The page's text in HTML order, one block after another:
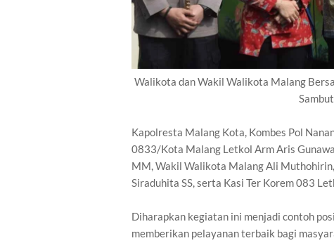
Walikota dan Wakil Walikota Malang
Kapolresta Malang Kota, Kombes Pol
0833/Kota Malang Letkol Arm Aris
MM, Wakil Walikota Malang Ali
Siraduhita SS, serta Kasi Ter Korem 083
Diharapkan kegiatan ini menjadi contoh
memberikan pelayanan terbaik bagi